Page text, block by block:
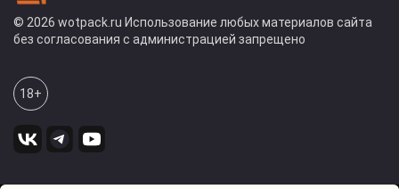
© 2026 wotpack.ru Использование любых материалов сайта
без согласования с администрацией запрещено
18+